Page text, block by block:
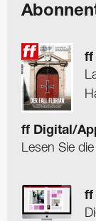
ff
ff Digital/
Lesen Sie
ff